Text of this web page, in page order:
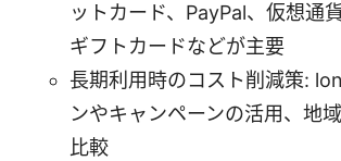
ットカード、PayPal、仮想通
ギフトカードなどが主要
長期利用時のコスト削減策:
ンやキャンペーンの活用、地
比較